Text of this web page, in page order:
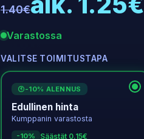
1.40€
Varastossa
VALITSE TOIMITUSTAPA
€ -10% ALENNUS
Edullinen hinta
Kumppanin varastosta
-10% Säästät 0.15€